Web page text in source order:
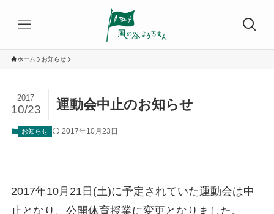
ホーム お知らせ
運動会中止のお知らせ
2017
10/23
お知らせ 2017年10月23日
2017年10月21日(土)に予定されていた運動会は中
止となり、公開体育授業に変更となりました。